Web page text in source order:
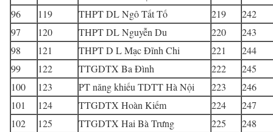
96
119 THPT DL Ngô Tất Tố 219
242
97
120 THPT DL Nguyễn Du 220
243
98
121 THPT D L Mạc Đĩnh Chi 221
244
99
122 TTGDTX Ba Đình 222
245
100
123 PT năng khiếu TDTT Hà Nội 223
246
101
124 TTGDTX Hoàn Kiếm 224
247
102
125 TTGDTX Hai Bà Trưng 225
248